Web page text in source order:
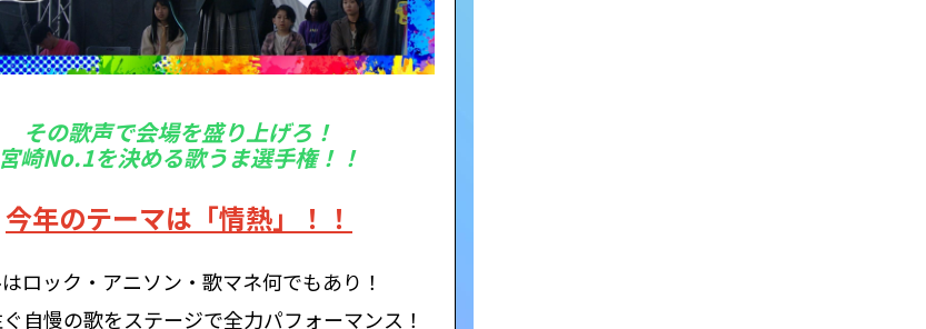
その歌声で会場を盛り上げろ！
宮崎No.1を決める歌うま選手権！！
今年のテーマは「情熱」！！
ロック・アニソン・歌マネ何でもあり！
自慢の歌をステージで全力パフォーマンス！